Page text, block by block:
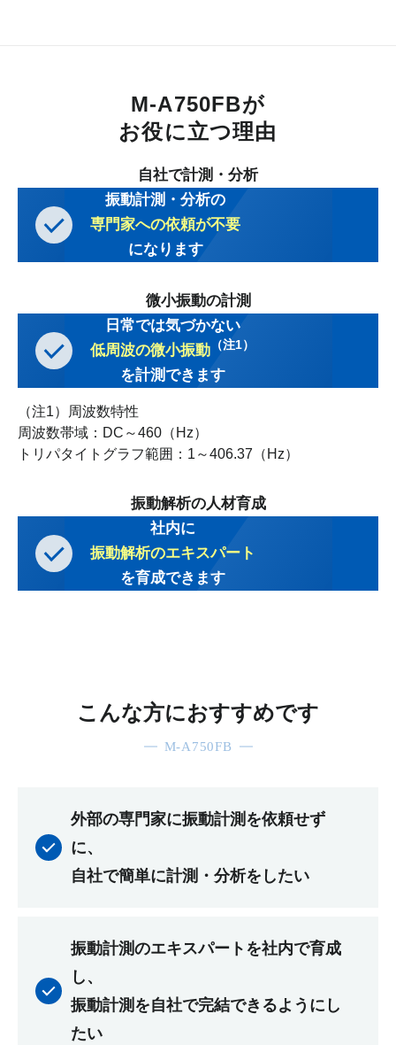
M-A750FBが
お役に立つ理由
自社で計測・分析
振動計測・分析の
専門家への依頼が不要
になります
微小振動の計測
日常では気づかない
低周波の微小振動 （注1）
を計測できます
（注1）周波数特性
周波数帯域：DC～460（Hz）
トリパタイトグラフ範囲：1～406.37（Hz）
振動解析の人材育成
社内に
振動解析のエキスパート
を育成できます
こんな方におすすめです
M-A750FB
外部の専門家に振動計測を依頼せず
に、
自社で簡単に計測・分析をしたい
振動計測のエキスパートを社内で育成
し、
振動計測を自社で完結できるようにし
たい